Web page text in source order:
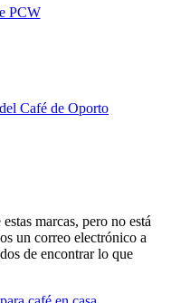
PCW
Café de Oporto
marcas, pero no está
un correo electrónico a
de encontrar lo que